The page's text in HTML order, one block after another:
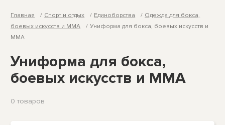
Главная Спорт и отдых Единоборства
Одежда для бокса,
боевых искусств и ММА
Униформа для бокса, боевых искусств и
ММА
Униформа для бокса,
боевых искусств и ММА
0 товаров